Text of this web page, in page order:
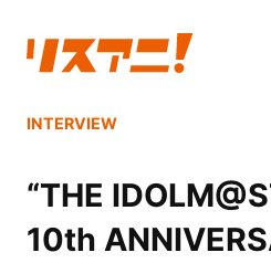
INTERVIEW
“THE
10th